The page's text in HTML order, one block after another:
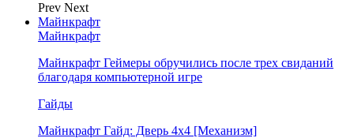
Prev Next
Майнкрафт
Майнкрафт
Майнкрафт Геймеры обручились после трех свиданий
благодаря компьютерной игре
Гайды
Майнкрафт Гайд: Дверь 4х4 [Механизм]